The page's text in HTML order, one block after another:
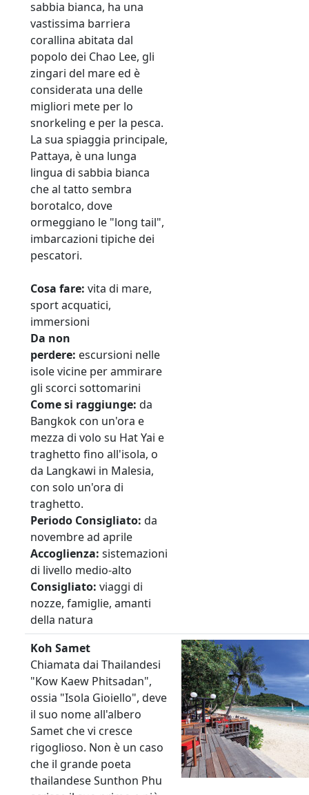
sabbia bianca, ha una
vastissima barriera
corallina abitata dal
popolo dei Chao Lee, gli
zingari del mare ed è
considerata una delle
migliori mete per lo
snorkeling e per la pesca.
La sua spiaggia principale,
Pattaya, è una lunga
lingua di sabbia bianca
che al tatto sembra
borotalco, dove
ormeggiano le "long tail",
imbarcazioni tipiche dei
pescatori.
Cosa fare: vita di mare,
sport acquatici,
immersioni
Da non
perdere: escursioni nelle
isole vicine per ammirare
gli scorci sottomarini
Come si raggiunge: da
Bangkok con un'ora e
mezza di volo su Hat Yai e
traghetto fino all'isola, o
da Langkawi in Malesia,
con solo un'ora di
traghetto.
Periodo Consigliato: da
novembre ad aprile
Accoglienza: sistemazioni
di livello medio-alto
Consigliato: viaggi di
nozze, famiglie, amanti
della natura
Koh Samet
Chiamata dai Thailandesi
"Kow Kaew Phitsadan",
ossia "Isola Gioiello", deve
il suo nome all'albero
Samet che vi cresce
rigoglioso. Non è un caso
che il grande poeta
thailandese Sunthon Phu